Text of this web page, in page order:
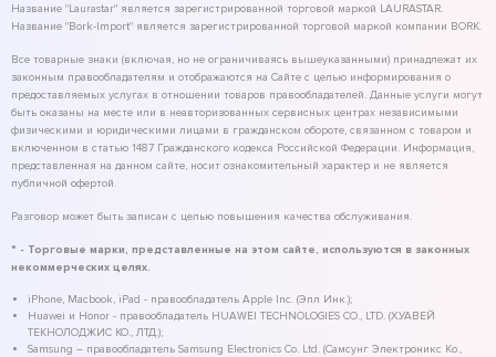
Название "Laurastar" является зарегистрированной торговой маркой LAURASTAR.
Название "Bork-Import" является зарегистрированной торговой маркой компании BORK.
Все товарные знаки (включая, но не ограничиваясь вышеуказанными) принадлежат их
законным правообладателям и отображаются на Сайте с целью информирования о
предоставляемых услугах в отношении товаров правообладателей. Данные услуги могут
быть оказаны на месте или в неавторизованных сервисных центрах независимыми
физическими и юридическими лицами в гражданском обороте, связанном с товаром и
включенном в статью 1487 Гражданского кодекса Российской Федерации. Информация,
представленная на данном сайте, носит ознакомительный характер и не является
публичной офертой.
Разговор может быть записан с целью повышения качества обслуживания.
* - Торговые марки, представленные на этом сайте, используются в законных
некоммерческих целях.
iPhone, Macbook, iPad - правообладатель Apple Inc. (Эпл Инк.);
Huawei и Honor - правообладатель HUAWEI TECHNOLOGIES CO., LTD. (ХУАВЕЙ
ТЕКНОЛОДЖИС КО., ЛТД.);
Samsung – правообладатель Samsung Electronics Co. Ltd. (Самсунг Электроникс Ко.,